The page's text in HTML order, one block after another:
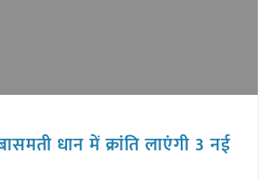
धान में क्रांति लाएंगी 3 नई